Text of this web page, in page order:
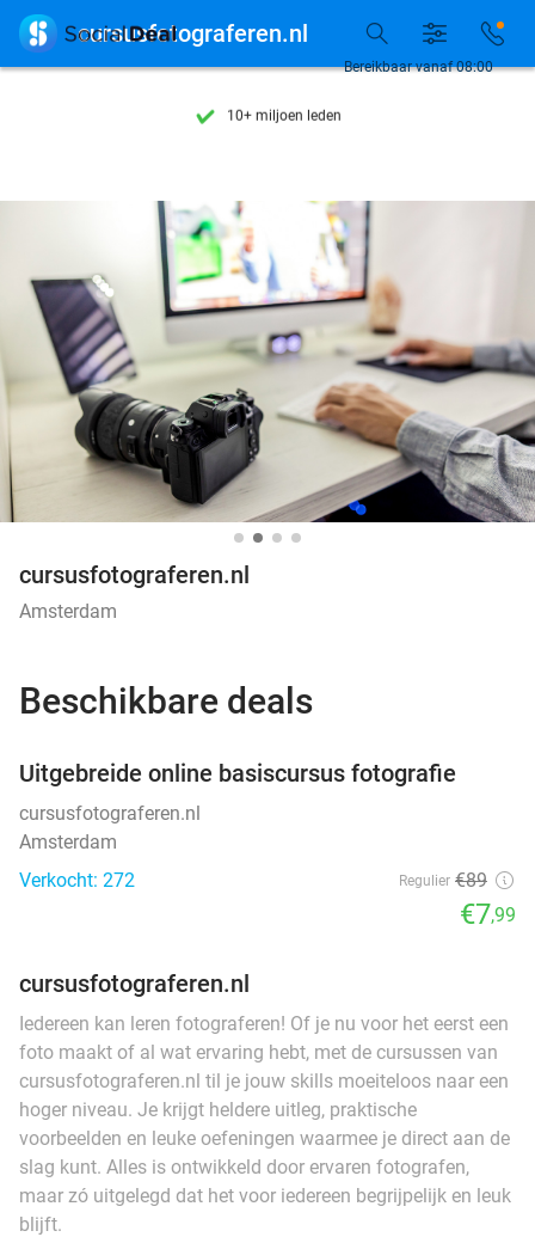
7 dagen per week beschikbaar
10+ miljoen leden
7 dagen per week beschikbaar
10+ miljoen leden
Bereikbaar vanaf 08:00
 cursusfotograferen.nl
cursusfotograferen.nl
Amsterdam
Beschikbare deals
Uitgebreide online basiscursus fotografie
cursusfotograferen.nl
Amsterdam
Verkocht: 272
Regulier €89
€7,99
cursusfotograferen.nl
Iedereen kan leren fotograferen! Of je nu voor het eerst een
foto maakt of al wat ervaring hebt, met de cursussen van
cursusfotograferen.nl til je jouw skills moeiteloos naar een
hoger niveau. Je krijgt heldere uitleg, praktische
voorbeelden en leuke oefeningen waarmee je direct aan de
slag kunt. Alles is ontwikkeld door ervaren fotografen,
maar zó uitgelegd dat het voor iedereen begrijpelijk en leuk
blijft.